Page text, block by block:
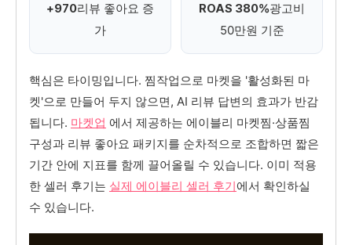
+970리뷰 좋아요 증
가
ROAS 380%광고비
50만원 기준
핵심은 타이밍입니다. 찜작업으로 마켓을 '활성화된 마
켓'으로 만들어 두지 않으면, AI 리뷰 답변의 효과가 반감
됩니다. 마켓업 에서 제공하는 에이블리 마켓찜·상품찜
구성과 리뷰 좋아요 패키지를 순차적으로 조합하면 짧은
기간 안에 지표를 함께 끌어올릴 수 있습니다. 이미 적용
한 셀러 후기는 실제 에이블리 셀러 후기에서 확인하실
수 있습니다.